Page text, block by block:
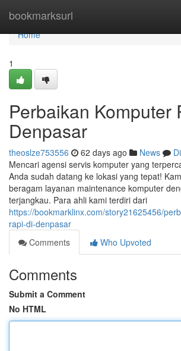
bookmarksurl
Home
Home
1
Perbaikan Komputer
Denpasar
theoslze753556 62 days ago News
Mencari agensi servis komputer yang
Anda sudah datang ke lokasi yang tepat!
beragam layanan maintenance komputer
terjangkau. Para ahli kami terdiri dari
https://bookmarklinx.com/story21625456/
rapi-di-denpasar
Comments
Who Upvoted
Comments
Submit a Comment
No HTML